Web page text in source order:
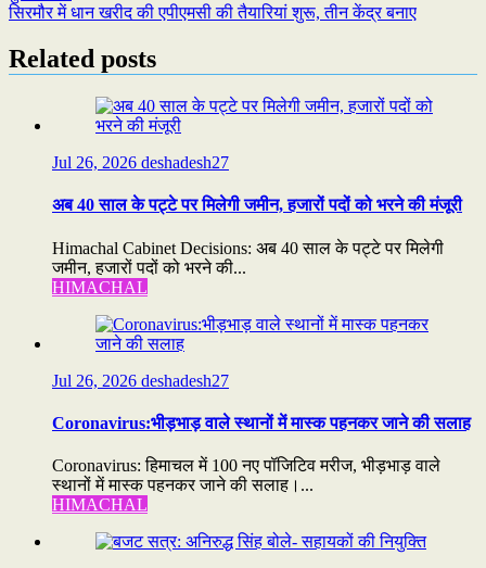
navigation
सिरमौर में धान खरीद की एपीएमसी की तैयारियां शुरू, तीन केंद्र बनाए
Related posts
Jul 26, 2026 deshadesh27
अब 40 साल के पट्टे पर मिलेगी जमीन, हजारों पदों को भरने की मंजूरी
Himachal Cabinet Decisions: अब 40 साल के पट्टे पर मिलेगी
जमीन, हजारों पदों को भरने की...
HIMACHAL
Jul 26, 2026 deshadesh27
Coronavirus:भीड़भाड़ वाले स्थानों में मास्क पहनकर जाने की सलाह
Coronavirus: हिमाचल में 100 नए पॉजिटिव मरीज, भीड़भाड़ वाले
स्थानों में मास्क पहनकर जाने की सलाह।...
HIMACHAL